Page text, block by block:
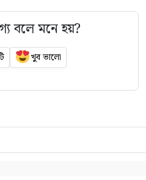
বলে মনে হয়?
খুব ভালো